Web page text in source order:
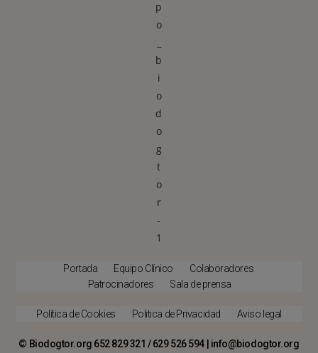
Portada Equipo Clínico
Colaboradores
Patrocinadores
Sala de prensa
Política de Cookies Politica de Privacidad Aviso legal
© Biodogtor.org 652 829 321 / 629 526 594 | info@biodogtor.org